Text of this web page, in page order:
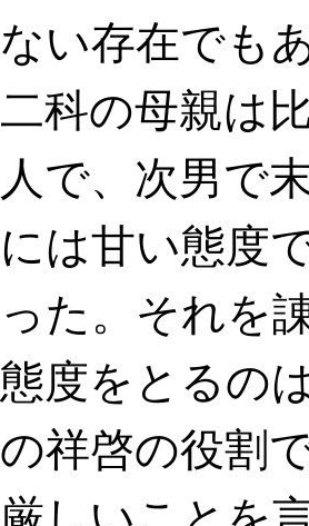
ない存在でも
二科の母親は
人で、次男で
には甘い態度
った。それを
態度をとるの
の祥啓の役割